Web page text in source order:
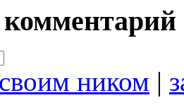
ником |